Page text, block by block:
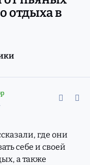
отдыха в
где они
себе и своей
а также